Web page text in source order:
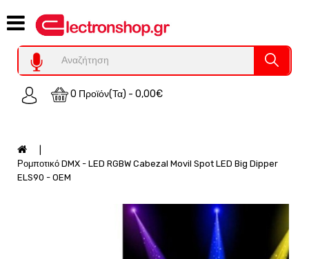
0 Προϊόν(τα) - 0,00€
Category
Υπολογιστες
REFURBISHED
Χειριστήρια
Auto
Ρομποτικό DMX - LED RGBW Cabezal Movil Spot LED Big Dipper
ELS90 - OEM